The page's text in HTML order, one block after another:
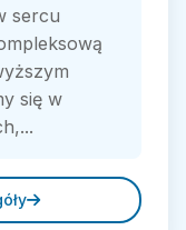
sercu
się w